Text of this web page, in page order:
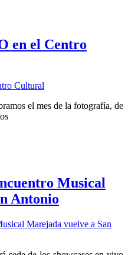
en el Centro
el mes de la fotografía, de
Musical
Antonio